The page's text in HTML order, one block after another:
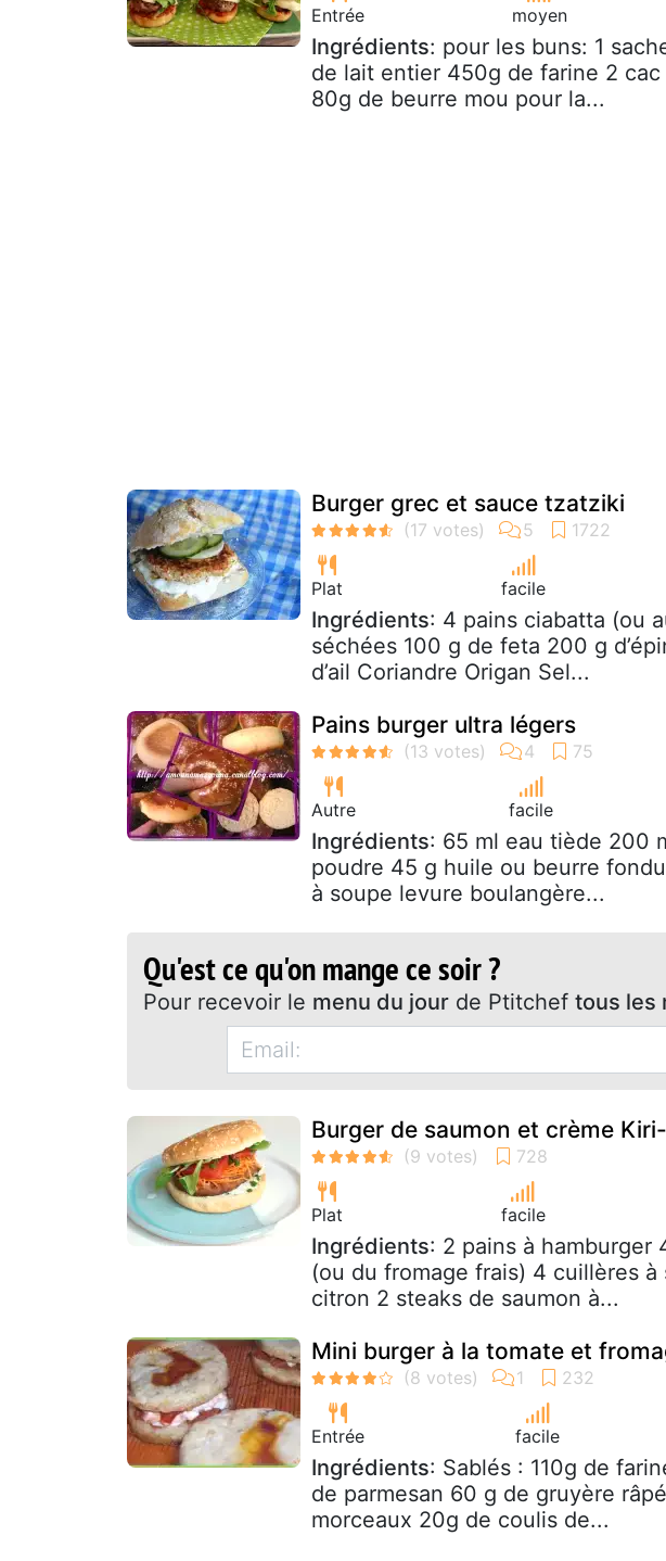
Entrée moyen
Ingrédients: pour les buns: 1
de lait entier 450g de farine 2
80g de beurre mou pour la...
Burger grec et sauce tzatziki
Plat facile
Ingrédients: 4 pains ciabatta (ou
séchées 100 g de feta 200 g
d’ail Coriandre Origan Sel...
Pains burger ultra légers
Autre facile
Ingrédients: 65 ml eau tiède 200
poudre 45 g huile ou beurre
à soupe levure boulangère...
Qu'est ce qu'on mange ce soir ?
Pour recevoir le menu du jour de Ptitchef tous les
Burger de saumon et crème
Plat facile
Ingrédients: 2 pains à hamburger
(ou du fromage frais) 4 cuillères
citron 2 steaks de saumon à...
Mini burger à la tomate et
Entrée facile
Ingrédients: Sablés : 110g de
de parmesan 60 g de gruyère
morceaux 20g de coulis de...